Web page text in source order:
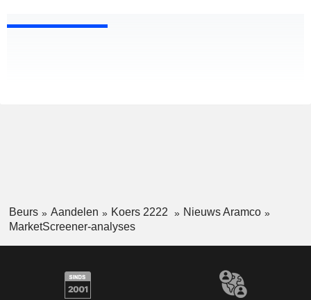
Beurs Aandelen Koers 2222
Nieuws Aramco
MarketScreener-analyses